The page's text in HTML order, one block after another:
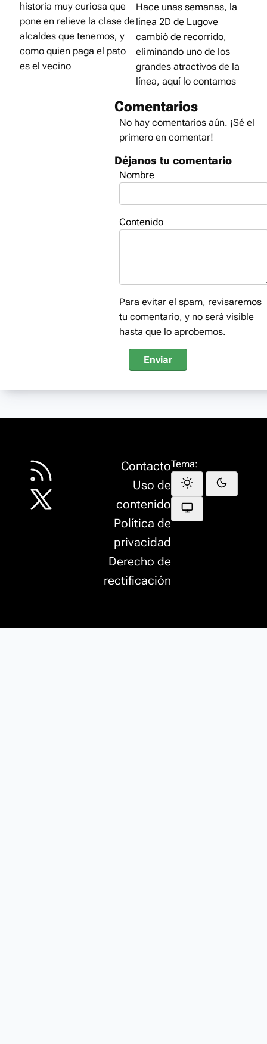
historia muy curiosa que
pone en relieve la clase de
alcaldes que tenemos, y
como quien paga el pato
es el vecino
Hace unas semanas, la
línea 2D de Lugove
cambió de recorrido,
eliminando uno de los
grandes atractivos de la
línea, aquí lo contamos
Comentarios
No hay comentarios aún. ¡Sé el
primero en comentar!
Déjanos tu comentario
Nombre
Contenido
Para evitar el spam, revisaremos
tu comentario, y no será visible
hasta que lo aprobemos.
Enviar
Contacto
Uso de
contenido
Política de
privacidad
Derecho de
rectificación
Tema: